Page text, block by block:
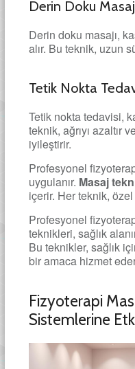
Derin Doku
Derin doku masajı,
alır. Bu teknik, uzun
Tetik Nokta
Tetik nokta tedavisi,
teknik, ağrıyı azaltır
iyileştirir.
Profesyonel
uygulanır. Masaj
içerir. Her teknik,
Profesyonel
teknikleri, sağlık
Bu teknikler, sağlık
bir amaca hizmet
Fizyoterapi
Sistemlerine